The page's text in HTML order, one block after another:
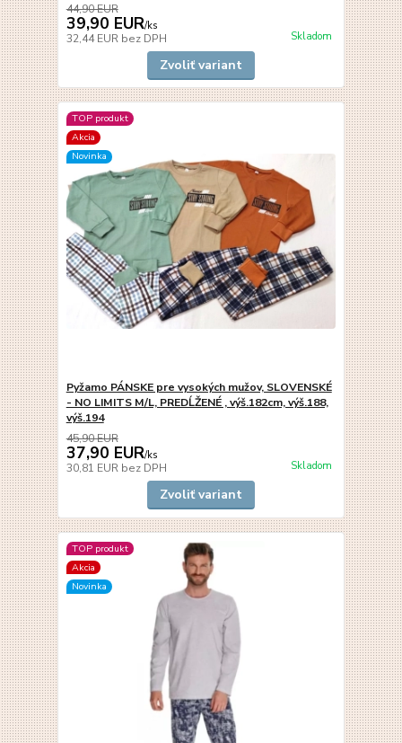
44,90 EUR
39,90 EUR/ks
32,44 EUR bez DPH Skladom
Zvoliť variant
TOP produkt
Akcia
Novinka
Pyžamo PÁNSKE pre vysokých mužov, SLOVENSKÉ
- NO LIMITS M/L, PREDĹŽENÉ , výš.182cm, výš.188,
výš.194
45,90 EUR
37,90 EUR/ks
30,81 EUR bez DPH Skladom
Zvoliť variant
TOP produkt
Akcia
Novinka